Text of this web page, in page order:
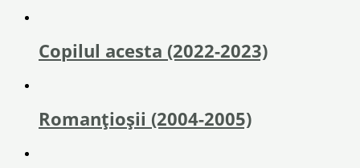
Copilul acesta (2022-2023)
Romanțioșii (2004-2005)